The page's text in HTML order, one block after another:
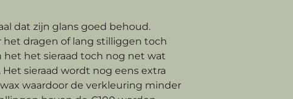
dat zijn glans goed behoud.
het dragen of lang stilliggen toch
het het sieraad toch nog net wat
sieraad wordt nog eens extra
waardoor de verkleuring minder